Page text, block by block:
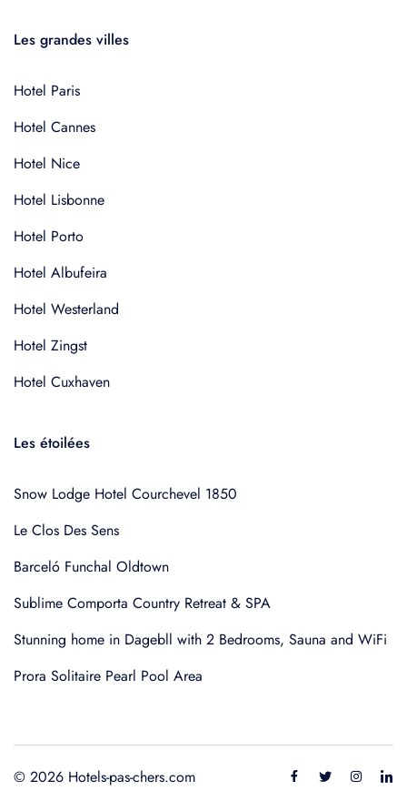
Les grandes villes
Hotel Paris
Hotel Cannes
Hotel Nice
Hotel Lisbonne
Hotel Porto
Hotel Albufeira
Hotel Westerland
Hotel Zingst
Hotel Cuxhaven
Les étoilées
Snow Lodge Hotel Courchevel 1850
Le Clos Des Sens
Barceló Funchal Oldtown
Sublime Comporta Country Retreat & SPA
Stunning home in Dagebll with 2 Bedrooms, Sauna and WiFi
Prora Solitaire Pearl Pool Area
© 2026 Hotels-pas-chers.com